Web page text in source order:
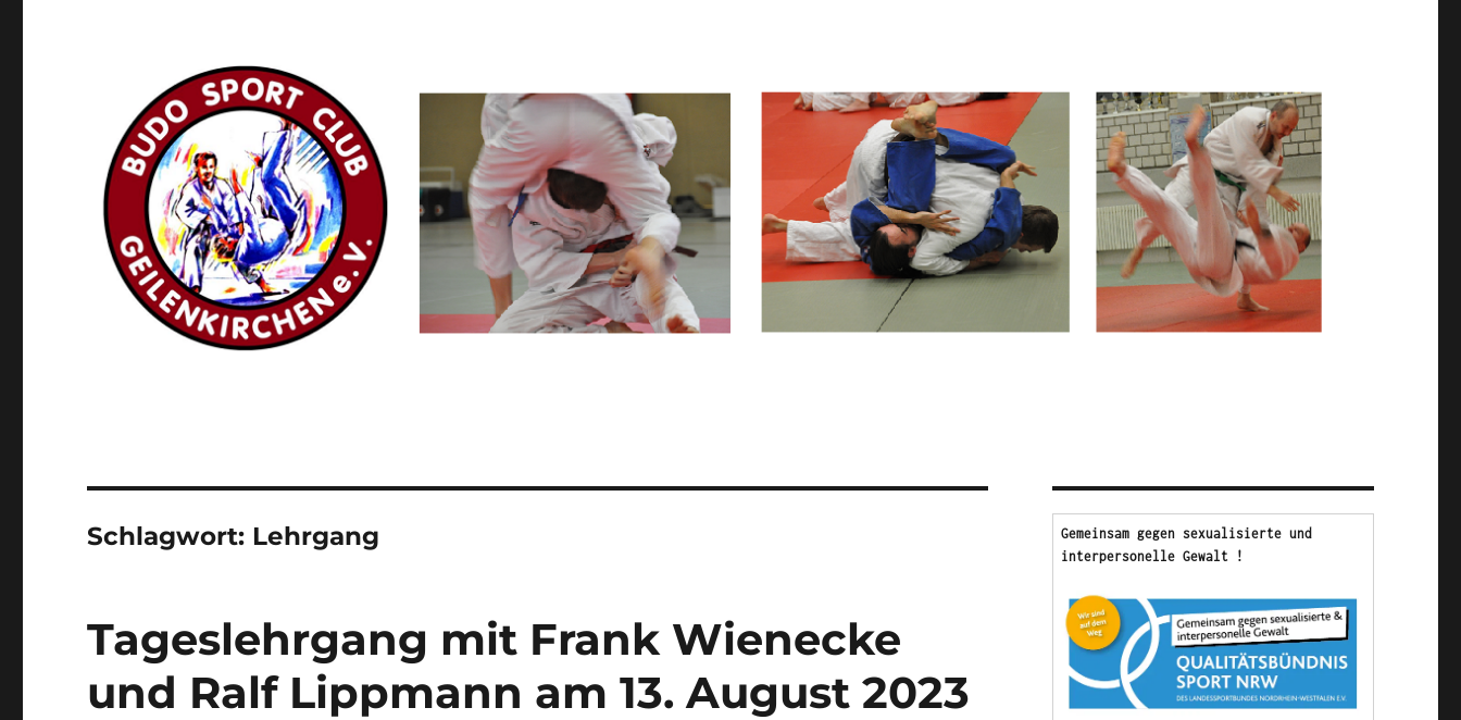
Schlagwort: Lehrgang
Tageslehrgang mit Frank Wienecke
und Ralf Lippmann am 13. August 2023
Gemeinsam gegen sexualisierte und
interpersonelle Gewalt !